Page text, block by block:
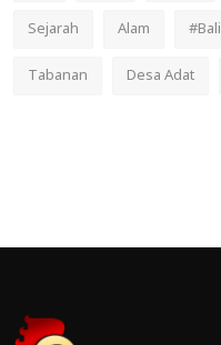
Sejarah
Alam #Bali
Tabanan
Desa Adat